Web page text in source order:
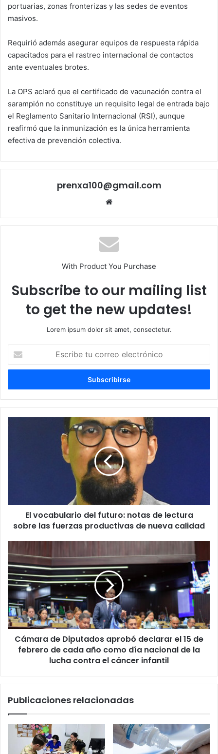
portuarias, zonas fronterizas y las sedes de eventos
masivos.
Requirió además asegurar equipos de respuesta rápida
capacitados para el rastreo internacional de contactos
ante eventuales brotes.
La OPS aclaró que el certificado de vacunación contra el
sarampión no constituye un requisito legal de entrada bajo
el Reglamento Sanitario Internacional (RSI), aunque
reafirmó que la inmunización es la única herramienta
efectiva de prevención colectiva.
prenxa100@gmail.com
With Product You Purchase
Subscribe to our mailing list
to get the new updates!
Lorem ipsum dolor sit amet, consectetur.
correo
las
fuerzas
productivas
nueva
calidad
El vocabulario del futuro: notas de lectura
sobre las fuerzas productivas de nueva calidad
Cámara
de
Diputados
aprobó
declarar
el
15
de
febrero
cada
día
de
contra
cáncer
Cámara de Diputados aprobó declarar el 15 de
febrero de cada año como día nacional de la
lucha contra el cáncer infantil
Publicaciones relacionadas